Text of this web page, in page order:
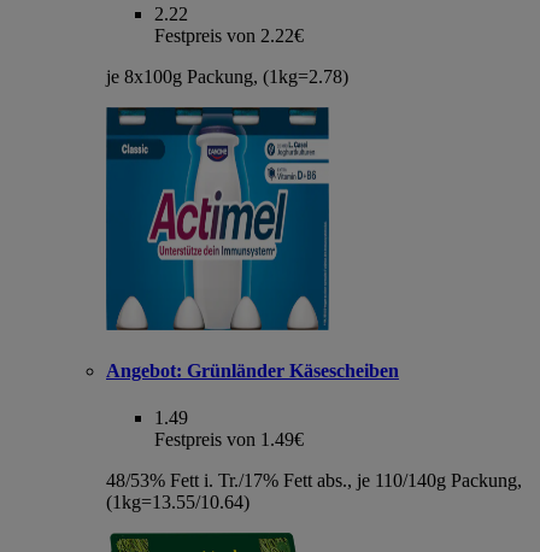
2.22
Festpreis von 2.22€
je 8x100g Packung, (1kg=2.78)
Angebot: Grünländer Käsescheiben
1.49
Festpreis von 1.49€
48/53% Fett i. Tr./17% Fett abs., je 110/140g Packung,
(1kg=13.55/10.64)